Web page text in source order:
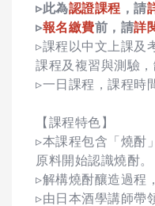
▹此為認證課程 ，請
▹報名繳費前，請詳
▹課程以中文上課及
課程及複習與測驗，
▹一日課程，課程時
【課程特色】
▹本課程包含「燒酎
原料開始認識燒酎。
▹解構燒酎釀造過程
▹由日本酒學講師帶